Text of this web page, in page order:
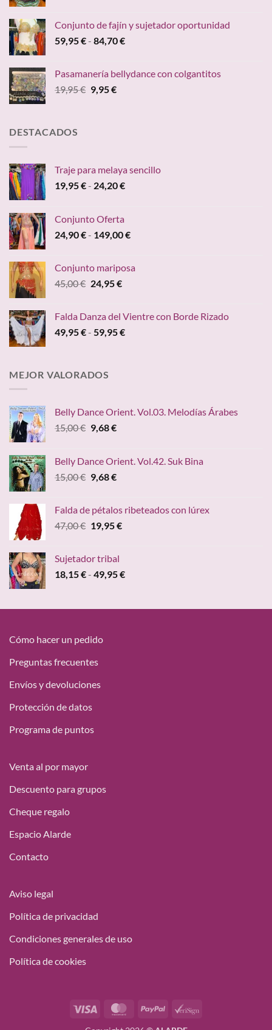
era:
24,95 €.
es:
19,95 €.
Conjunto de fajín y sujetador oportunidad
59,95€- 84,70€Rango
desde
Pasamanería bellydance con colgantitos
19,95€ El
9,95€El
DESTACADOS
Traje para melaya sencillo
19,95€- 24,20€Rango
19,95 €
Conjunto Oferta
24,90€- 149,00€Rango
desde
Conjunto mariposa
45,00€ El
era:
45,00 €.
24,95€El
es:
24,95 €.
Falda Danza del Vientre con Borde Rizado
49,95€- 59,95€Rango
59,95 €
MEJOR VALORADOS
Belly Dance Orient. Vol.03. Melodías Árabes
15,00€ El
era:
15,00 €.
9,68€El
es:
9,68 €.
Belly Dance Orient. Vol.42. Suk Bina
15,00€ El
era:
15,00 €.
9,68€El
es:
9,68 €.
Falda de pétalos ribeteados con lúrex
47,00€ El
era:
47,00 €.
19,95€El
19,95 €.
Sujetador tribal
18,15€- 49,95€Rango
desde
Cómo hacer un pedido
Preguntas frecuentes
Envíos y devoluciones
Protección de datos
Programa de puntos
Venta al por mayor
Descuento para grupos
Cheque regalo
Espacio Alarde
Contacto
Aviso legal
Política de privacidad
Condiciones generales de uso
Política de cookies
Visa MasterCardPayPal